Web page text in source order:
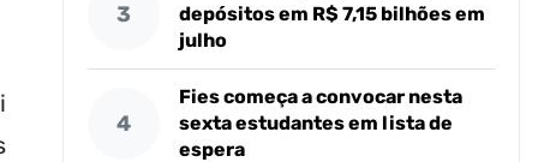
3
depósitos em R$ 7,15 bilhões em
julho
4
Fies começa a convocar nesta
sexta estudantes em lista de
espera